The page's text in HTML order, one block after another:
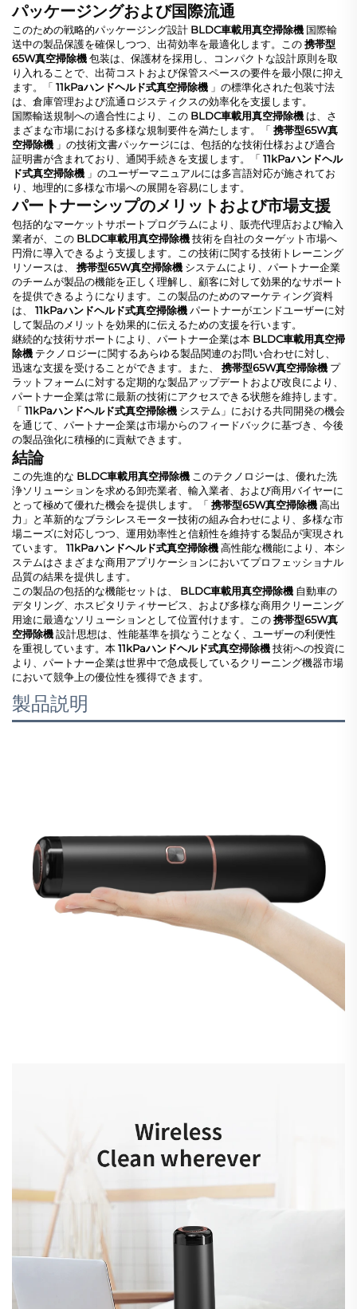
パッケージングおよび国際流通
このための戦略的パッケージング設計 BLDC車載用真空掃除機 国際輸
送中の製品保護を確保しつつ、出荷効率を最適化します。この携帯型
65W真空掃除機包装は、保護材を採用し、コンパクトな設計原則を取
り入れることで、出荷コストおよび保管スペースの要件を最小限に抑え
ます。「 11kPaハンドヘルド式真空掃除機 」の標準化された包装寸法
は、倉庫管理および流通ロジスティクスの効率化を支援します。
国際輸送規制への適合性により、この BLDC車載用真空掃除機 は、さ
まざまな市場における多様な規制要件を満たします。「 携帯型65W真
空掃除機 」の技術文書パッケージには、包括的な技術仕様および適合
証明書が含まれており、通関手続きを支援します。「 11kPaハンドヘル
ド式真空掃除機 」のユーザーマニュアルには多言語対応が施されてお
り、地理的に多様な市場への展開を容易にします。
パートナーシップのメリットおよび市場支援
包括的なマーケットサポートプログラムにより、販売代理店および輸入
業者が、この BLDC車載用真空掃除機技術を自社のターゲット市場へ
円滑に導入できるよう支援します。この技術に関する技術トレーニング
リソースは、 携帯型65W真空掃除機 システムにより、パートナー企業
のチームが製品の機能を正しく理解し、顧客に対して効果的なサポート
を提供できるようになります。この製品のためのマーケティング資料
は、 11kPaハンドヘルド式真空掃除機パートナーがエンドユーザーに対
して製品のメリットを効果的に伝えるための支援を行います。
継続的な技術サポートにより、パートナー企業は本 BLDC車載用真空掃
除機 テクノロジーに関するあらゆる製品関連のお問い合わせに対し、
迅速な支援を受けることができます。また、 携帯型65W真空掃除機 プ
ラットフォームに対する定期的な製品アップデートおよび改良により、
パートナー企業は常に最新の技術にアクセスできる状態を維持します。
「 11kPaハンドヘルド式真空掃除機 システム」における共同開発の機会
を通じて、パートナー企業は市場からのフィードバックに基づき、今後
の製品強化に積極的に貢献できます。
結論
この先進的な BLDC車載用真空掃除機 このテクノロジーは、優れた洗
浄ソリューションを求める卸売業者、輸入業者、および商用バイヤーに
とって極めて優れた機会を提供します。「 携帯型65W真空掃除機高出
力」と革新的なブラシレスモーター技術の組み合わせにより、多様な市
場ニーズに対応しつつ、運用効率性と信頼性を維持する製品が実現され
ています。 11kPaハンドヘルド式真空掃除機高性能な機能により、本シ
ステムはさまざまな商用アプリケーションにおいてプロフェッショナル
品質の結果を提供します。
この製品の包括的な機能セットは、 BLDC車載用真空掃除機 自動車の
デタリング、ホスピタリティサービス、および多様な商用クリーニング
用途に最適なソリューションとして位置付けます。この携帯型65W真
空掃除機設計思想は、性能基準を損なうことなく、ユーザーの利便性
を重視しています。本11kPaハンドヘルド式真空掃除機技術への投資に
より、パートナー企業は世界中で急成長しているクリーニング機器市場
において競争上の優位性を獲得できます。
製品説明